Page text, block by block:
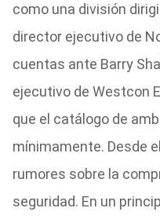
como una división
director ejecutivo de
cuentas ante Barry
ejecutivo de Westcon
que el catálogo de
mínimamente. Desde
rumores sobre la
seguridad. En un